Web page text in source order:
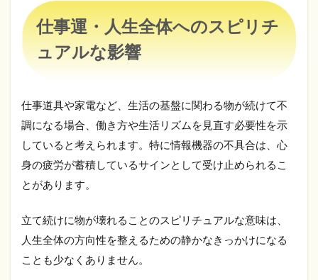
全体
への
スピ
リチ
壊
れ
物
別
る
ス
リ
仕事運・人生全体へのスピリチ
ュアルな影響
仕事道具や家電など、生活の基盤に関わる物が続けて不
調になる場合、働き方や生活リズムを見直す必要性を示
していると考えられます。特に情報機器の不具合は、心
身の疲労が蓄積しているサインとして受け止められるこ
とがあります。
立て続けに物が壊れることのスピリチュアルな意味は、
人生全体の方向性を整えるための静かなきっかけになる
ことも少なくありません。